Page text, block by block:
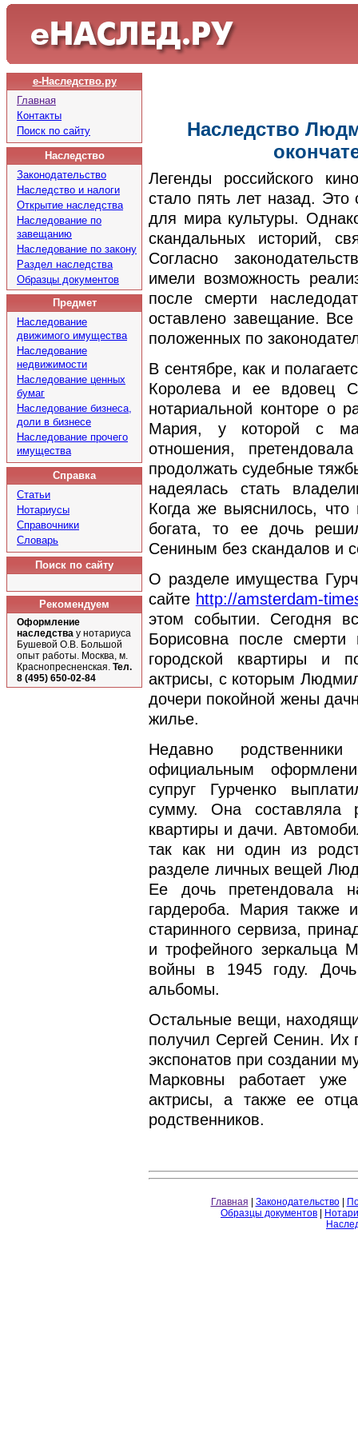
е-Наследство.ру
Главная
Контакты
Поиск по сайту
Наследство
Законодательство
Наследство и налоги
Открытие наследства
Наследование по
завещанию
Наследование по закону
Раздел наследства
Образцы документов
Предмет
Наследование
движимого имущества
Наследование
недвижимости
Наследование ценных
бумаг
Наследование бизнеса,
доли в бизнесе
Наследование прочего
имущества
Справка
Статьи
Нотариусы
Справочники
Словарь
Поиск по сайту
Рекомендуем
Оформление
наследства у нотариуса
Бушевой О.В. Большой
опыт работы. Москва, м.
Краснопресненская. Тел.
8 (495) 650-02-84
Наследство
Легенды российского
стало пять лет назад.
для мира культуры.
скандальных историй,
Согласно
имели возможность
после смерти
оставлено завещание.
положенных по
В сентябре, как и
Королева и ее вдовец
нотариальной конторе о
Мария, у которой с
отношения,
продолжать судебные
надеялась стать
Когда же выяснилось,
богата, то ее дочь
Сениным без скандалов и
О разделе имущества
сайте http://amsterdam-
этом событии. Сегодня
Борисовна после
городской квартиры и
актрисы, с которым
дочери покойной жены
жилье.
Недавно
официальным
супруг Гурченко
сумму. Она составляла
квартиры и дачи.
так как ни один из
разделе личных вещей
Ее дочь претендовала
гардероба. Мария также
старинного сервиза,
и трофейного зеркальца
войны в 1945 году.
альбомы.
Остальные вещи,
получил Сергей Сенин. Их
экспонатов при создании
Марковны работает
актрисы, а также ее
родственников.
Главная Законодательство|
Образцы документов